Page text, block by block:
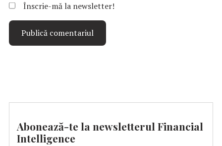
Înscrie-mă la newsletter!
Abonează-te la newsletterul Financial
Intelligence